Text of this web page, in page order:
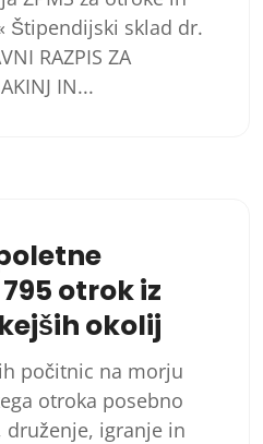
Štipendijski sklad dr.
RAZPIS ZA
IN...
otrok iz
okolij
počitnic na morju
otroka posebno
druženje, igranje in